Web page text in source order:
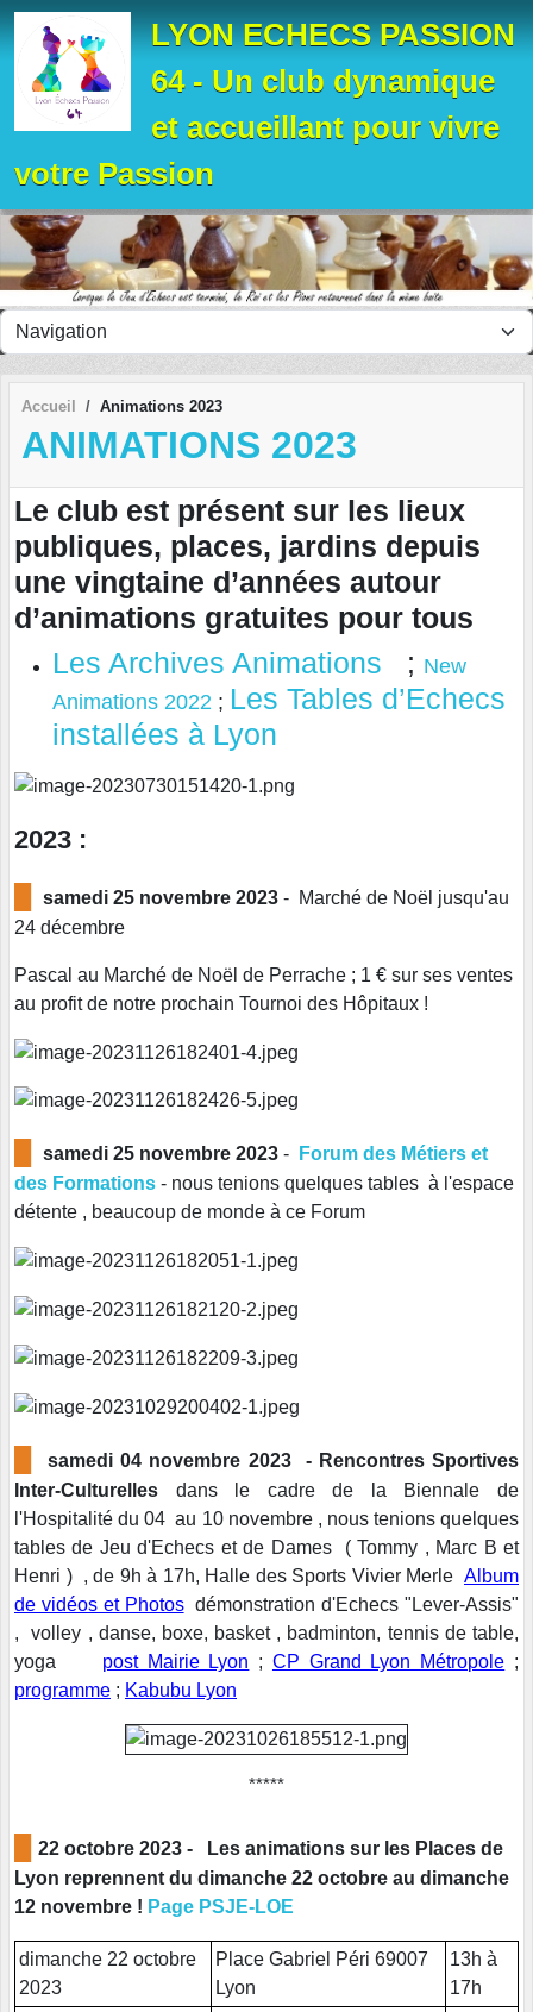
LYON ECHECS PASSION
64 - Un club dynamique
et accueillant pour vivre
votre Passion
Accueil Animations 2023
ANIMATIONS 2023
Le club est présent sur les lieux
publiques, places, jardins depuis
une vingtaine d’années autour
d’animations gratuites pour tous
Les Archives Animations ; New
Animations 2022 ; Les Tables d’Echecs
installées à Lyon
2023 :
samedi 25 novembre 2023 - Marché de Noël jusqu'au
24 décembre
Pascal au Marché de Noël de Perrache ; 1 € sur ses ventes
au profit de notre prochain Tournoi des Hôpitaux !
samedi 25 novembre 2023 -
Forum des Métiers et
des Formations - nous tenions quelques tables à l'espace
détente , beaucoup de monde à ce Forum
samedi 04 novembre 2023 - Rencontres Sportives
Inter-Culturelles
dans le cadre de la Biennale de
l'Hospitalité du 04 au 10 novembre , nous tenions quelques
tables de Jeu d'Echecs et de Dames ( Tommy , Marc B et
Henri ) , de 9h à 17h, Halle des Sports Vivier Merle Album
de vidéos et Photos démonstration d'Echecs "Lever-Assis"
, volley , danse, boxe, basket , badminton, tennis de table,
yoga
post Mairie Lyon ; CP Grand Lyon Métropole ;
programme ; Kabubu Lyon
*****
22 octobre 2023 - Les animations sur les Places de
Lyon reprennent du dimanche 22 octobre au dimanche
12 novembre ! Page PSJE-LOE
dimanche 22 octobre
2023
Place Gabriel Péri 69007
Lyon
13h à
17h
Panneau de gestion des cookies